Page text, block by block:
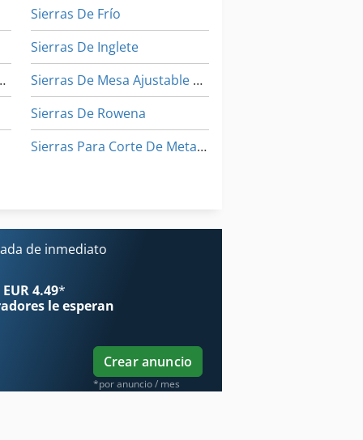
De Madera
Sierras De Frío
Sierras De Inglete
Sierras De Mesa Ajustable En Altura
Sierras De Rowena
Sierras Para Corte De Metales
de inmediato
4.49*
le esperan
Crear anuncio
*por anuncio / mes